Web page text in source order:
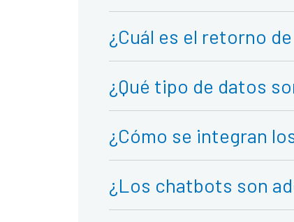
¿Cuál es el retorno
¿Qué tipo de datos
¿Cómo se integran
¿Los chatbots son